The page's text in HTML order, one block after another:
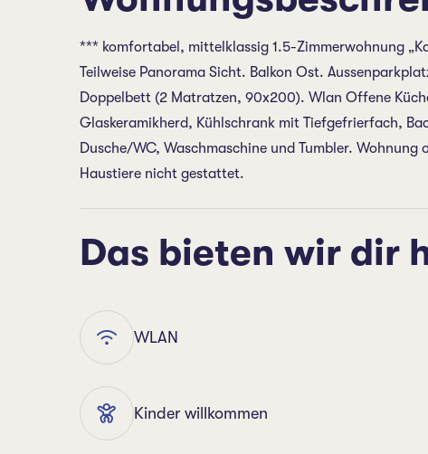
*** komfortabel, mittelklassig 1.5-Zimmerwohnung
Teilweise Panorama Sicht. Balkon Ost.
Doppelbett (2 Matratzen, 90x200). Wlan Offene
Glaskeramikherd, Kühlschrank mit Tiefgefrierfach,
Dusche/WC, Waschmaschine und Tumbler.
Haustiere nicht gestattet.
Das bieten wir dir
WLAN
Kinder willkommen